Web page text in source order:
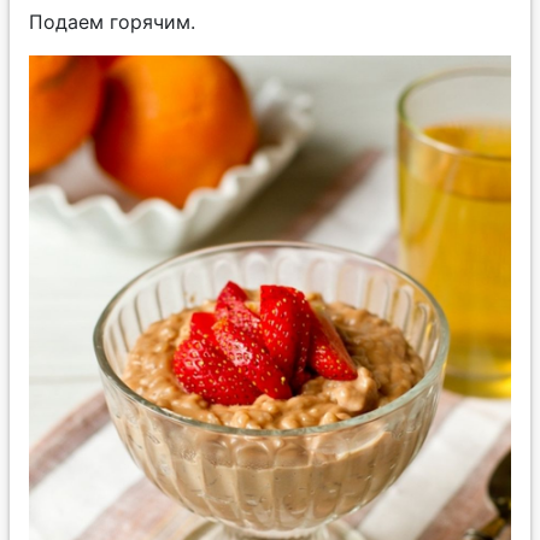
Подаем горячим.